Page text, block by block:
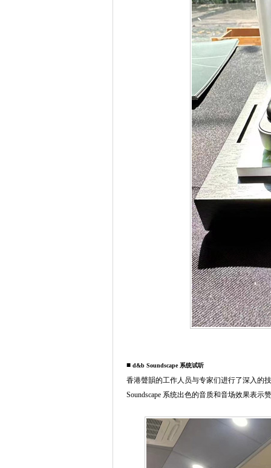
■ d&b Soundscape 系统试听
香港聲韻的工作人员与专家们进行了深入的
Soundscape 系统出色的音质和音场效果表